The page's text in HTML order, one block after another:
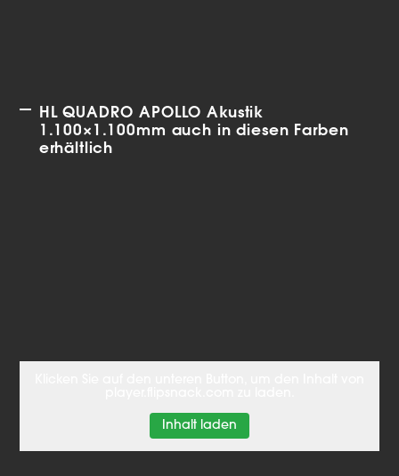
HL QUADRO APOLLO Akustik
1.100×1.100mm auch in diesen Farben
erhältlich
Inhalt laden